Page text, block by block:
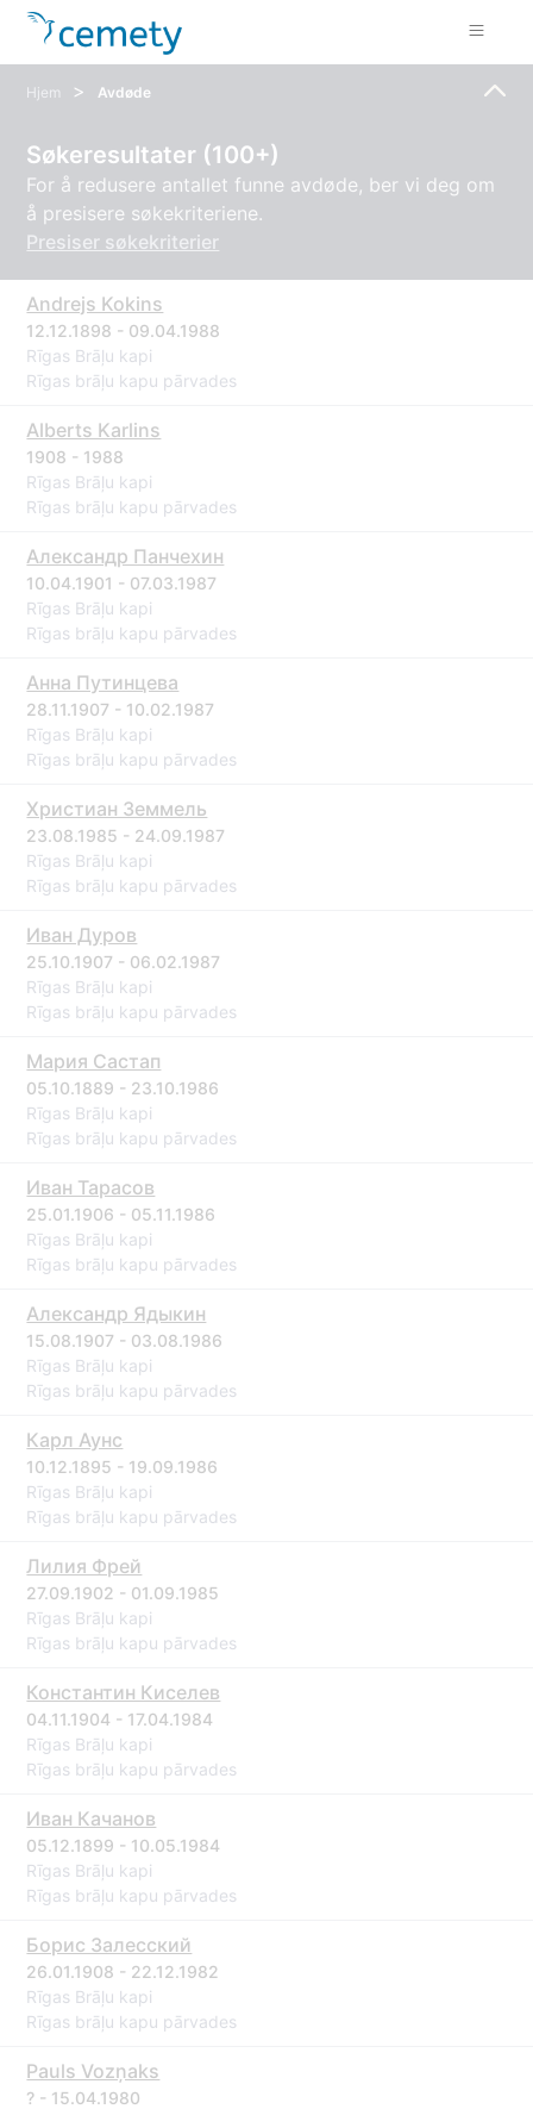
Hjem > Avdøde
Søkeresultater (100+)
For å redusere antallet funne avdøde, ber vi deg om
å presisere søkekriteriene.
Presiser søkekriterier
Andrejs Kokins
12.12.1898 - 09.04.1988
Rīgas Brāļu kapi
Rīgas brāļu kapu pārvades
Alberts Karlins
1908 - 1988
Rīgas Brāļu kapi
Rīgas brāļu kapu pārvades
Александр Панчехин
10.04.1901 - 07.03.1987
Rīgas Brāļu kapi
Rīgas brāļu kapu pārvades
Анна Путинцева
28.11.1907 - 10.02.1987
Rīgas Brāļu kapi
Rīgas brāļu kapu pārvades
Христиан Земмель
23.08.1985 - 24.09.1987
Rīgas Brāļu kapi
Rīgas brāļu kapu pārvades
Иван Дуров
25.10.1907 - 06.02.1987
Rīgas Brāļu kapi
Rīgas brāļu kapu pārvades
Мария Састап
05.10.1889 - 23.10.1986
Rīgas Brāļu kapi
Rīgas brāļu kapu pārvades
Иван Тарасов
25.01.1906 - 05.11.1986
Rīgas Brāļu kapi
Rīgas brāļu kapu pārvades
Александр Ядыкин
15.08.1907 - 03.08.1986
Rīgas Brāļu kapi
Rīgas brāļu kapu pārvades
Карл Аунс
10.12.1895 - 19.09.1986
Rīgas Brāļu kapi
Rīgas brāļu kapu pārvades
Лилия Фрей
27.09.1902 - 01.09.1985
Rīgas Brāļu kapi
Rīgas brāļu kapu pārvades
Константин Киселев
04.11.1904 - 17.04.1984
Rīgas Brāļu kapi
Rīgas brāļu kapu pārvades
Иван Качанов
05.12.1899 - 10.05.1984
Rīgas Brāļu kapi
Rīgas brāļu kapu pārvades
Борис Залесский
26.01.1908 - 22.12.1982
Rīgas Brāļu kapi
Rīgas brāļu kapu pārvades
Pauls Vozņaks
? - 15.04.1980